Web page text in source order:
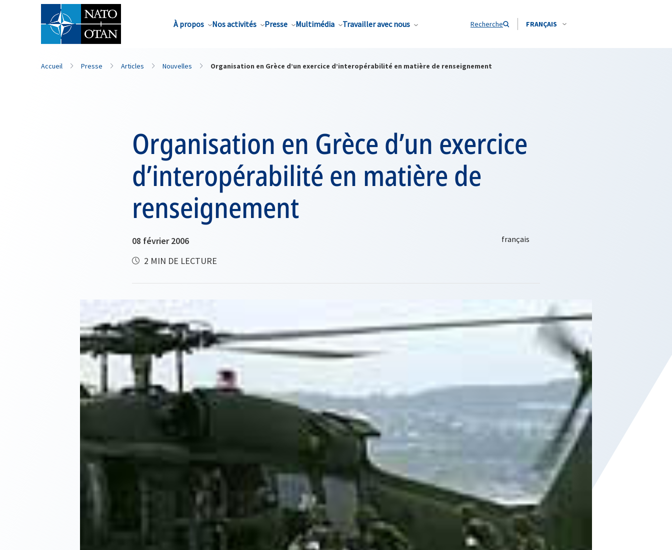
À propos Nos activités Presse Multimédia Travailler avec nous Recherche FRANÇAIS
Nom de famille*
Accueil Presse Articles Nouvelles Organisation en Grèce d’un exercice d’interopérabilité en matière de renseignement
Organisation en Grèce d’un exercice
d’interopérabilité en matière de
renseignement
08 février 2006
2 MIN DE LECTURE